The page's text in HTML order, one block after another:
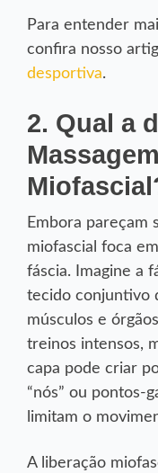
Para entender
confira nosso
desportiva.
2. Qual a
Embora pareçam
miofascial foca
fáscia. Imagine a
tecido conjuntivo
músculos e
treinos intensos,
capa pode criar
“nós” ou pontos-
limitam o
A liberação